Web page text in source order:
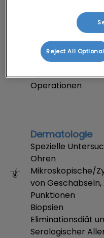
Gelenkchirurgie
Operationen,
Operationen
Dermatologie
Spezielle
Ohren
Mikroskopische/
von
Punktionen
Biopsien
Eliminationsdiät
Serologischer
Reject All Optional